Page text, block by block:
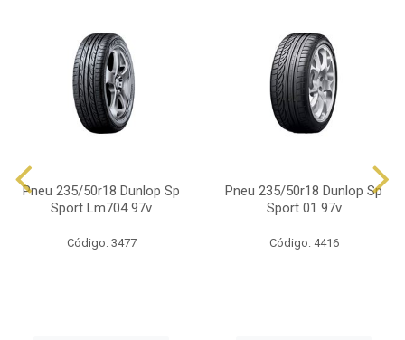
Pneu 235/50r18 Dunlop Sp
Sport Lm704 97v
Código: 3477
Pneu 235/50r18 Dunlop Sp
Sport 01 97v
Código: 4416